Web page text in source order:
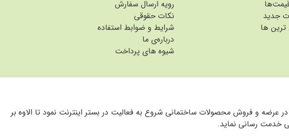
جدید
ها
رویه ارسال سفارش
نکات حقوقی
شرایط و ضوابط استفاده
درباره‌ی ما
شیوه های پرداخت
ایزومن از سال 97 جهت تسریع در عرضه و فروش محصولات ساختمانی شروع به فعالیت در بستر اینترنت نمود تا الاوه بر
خدمت رسانی نماید.